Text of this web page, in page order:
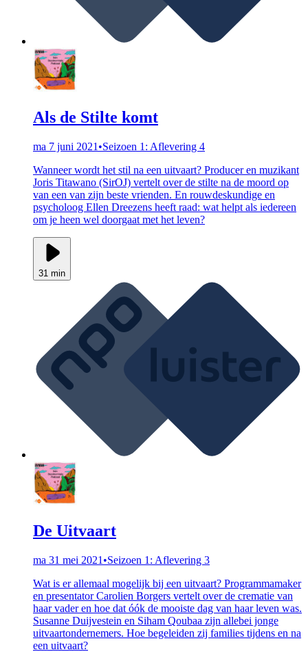
Als de Stilte komt
ma 7 juni 2021 •Seizoen 1: Aflevering 4
Wanneer wordt het stil na een uitvaart? Producer en muzikant
Joris Titawano (SirOJ) vertelt over de stilte na de moord op
van een van zijn beste vrienden. En rouwdeskundige en
psycholoog Ellen Dreezens heeft raad: wat helpt als iedereen
om je heen wel doorgaat met het leven?
31 min
De Uitvaart
ma 31 mei 2021 •Seizoen 1: Aflevering 3
Wat is er allemaal mogelijk bij een uitvaart? Programmamaker
en presentator Carolien Borgers vertelt over de crematie van
haar vader en hoe dat óók de mooiste dag van haar leven was.
Susanne Duijvestein en Siham Qoubaa zijn allebei jonge
uitvaartondernemers. Hoe begeleiden zij families tijdens en na
een uitvaart?